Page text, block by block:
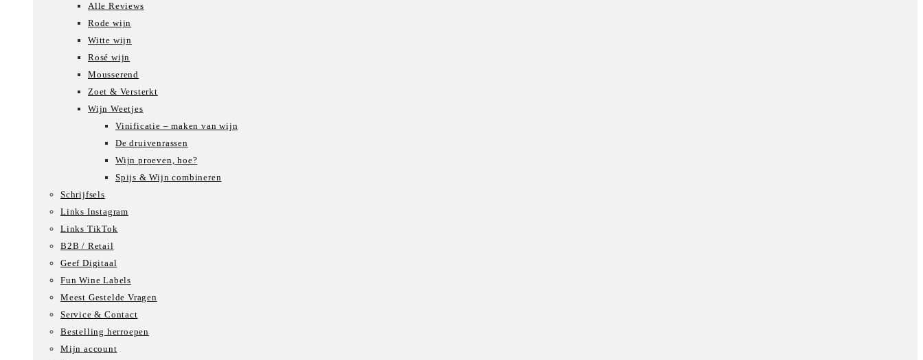
Alle Reviews
Rode wijn
Witte wijn
Rosé wijn
Mousserend
Zoet & Versterkt
Wijn Weetjes
Vinificatie – maken van wijn
De druivenrassen
Wijn proeven, hoe?
Spijs & Wijn combineren
Schrijfsels
Links Instagram
Links TikTok
B2B / Retail
Geef Digitaal
Fun Wine Labels
Meest Gestelde Vragen
Service & Contact
Bestelling herroepen
Mijn account